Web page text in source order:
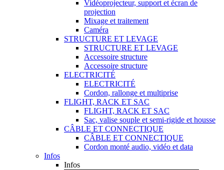
Vidéoprojecteur, support et écran de
projection
Mixage et traitement
Caméra
STRUCTURE ET LEVAGE
STRUCTURE ET LEVAGE
Accessoire structure
Accessoire structure
ELECTRICITÉ
ELECTRICITÉ
Cordon, rallonge et multiprise
FLIGHT, RACK ET SAC
FLIGHT, RACK ET SAC
Sac, valise souple et semi-rigide et housse
CÂBLE ET CONNECTIQUE
CÂBLE ET CONNECTIQUE
Cordon monté audio, vidéo et data
Infos
Infos